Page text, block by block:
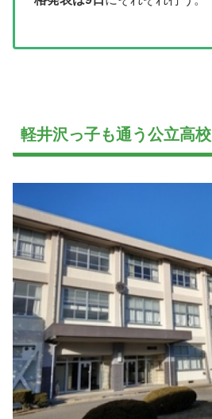
軽井沢っ子も通う公立高校